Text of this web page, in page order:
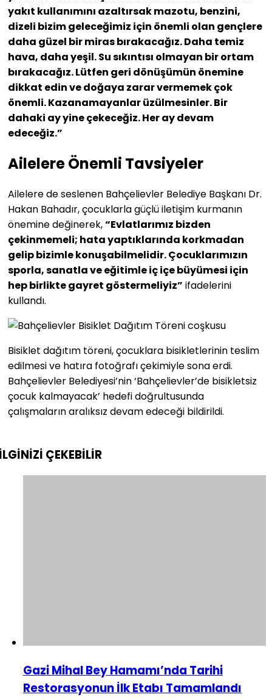
yakıt kullanımını azaltırsak mazotu, benzini,
dizeli bizim geleceğimiz için önemli olan gençlere
daha güzel bir miras bırakacağız. Daha temiz
hava, daha yeşil. Su sıkıntısı olmayan bir ortam
bırakacağız. Lütfen geri dönüşümün önemine
dikkat edin ve doğaya zarar vermemek çok
önemli. Kazanamayanlar üzülmesinler. Bir
dahaki ay yine çekeceğiz. Her ay devam
edeceğiz.”
Ailelere Önemli Tavsiyeler
Ailelere de seslenen Bahçelievler Belediye Başkanı Dr.
Hakan Bahadır, çocuklarla güçlü iletişim kurmanın
önemine değinerek,“Evlatlarımız bizden
çekinmemeli; hata yaptıklarında korkmadan
gelip bizimle konuşabilmelidir. Çocuklarımızın
sporla, sanatla ve eğitimle iç içe büyümesi için
hep birlikte gayret göstermeliyiz” ifadelerini
kullandı.
Bisiklet dağıtım töreni, çocuklara bisikletlerinin teslim
edilmesi ve hatıra fotoğrafı çekimiyle sona erdi.
Bahçelievler Belediyesi’nin ‘Bahçelievler’de bisikletsiz
çocuk kalmayacak’ hedefi doğrultusunda
çalışmaların aralıksız devam edeceği bildirildi.
ÇEKEBİLİR
Gazi Mihal Bey Hamamı’nda Tarihi
Restorasyonun İlk Etabı Tamamlandı